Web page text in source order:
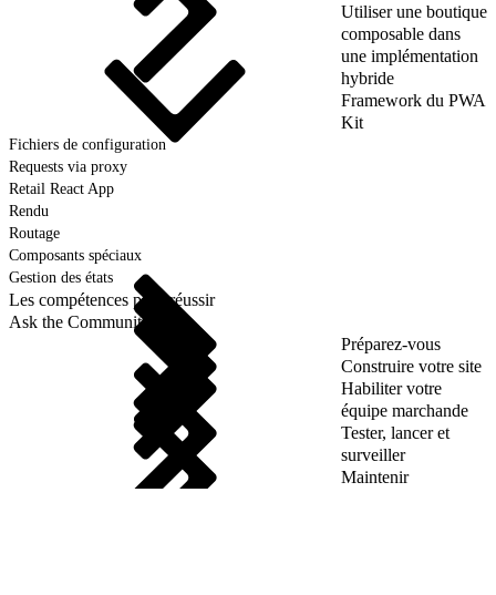
Utiliser une boutique
composable dans
une implémentation
hybride
Framework du PWA
Kit
Fichiers de configuration
Requests via proxy
Retail React App
Rendu
Routage
Composants spéciaux
Gestion des états
Les compétences pour réussir
Ask the Community
Préparez-vous
Construire votre site
Habiliter votre
équipe marchande
Tester, lancer et
surveiller
Maintenir